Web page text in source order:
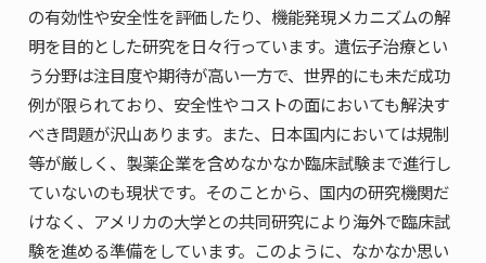
の有効性や安全性を評価したり、機能発現メカニズムの解
明を目的とした研究を日々行っています。遺伝子治療とい
う分野は注目度や期待が高い一方で、世界的にも未だ成功
例が限られており、安全性やコストの面においても解決す
べき問題が沢山あります。また、日本国内においては規制
等が厳しく、製薬企業を含めなかなか臨床試験まで進行し
ていないのも現状です。そのことから、国内の研究機関だ
けなく、アメリカの大学との共同研究により海外で臨床試
験を進める準備をしています。このように、なかなか思い